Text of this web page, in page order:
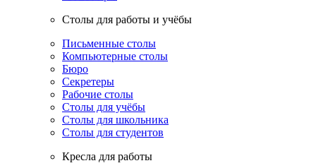
Столы для работы и учёбы
Письменные столы
Компьютерные столы
Бюро
Секретеры
Рабочие столы
Столы для учёбы
Столы для школьника
Столы для студентов
Кресла для работы